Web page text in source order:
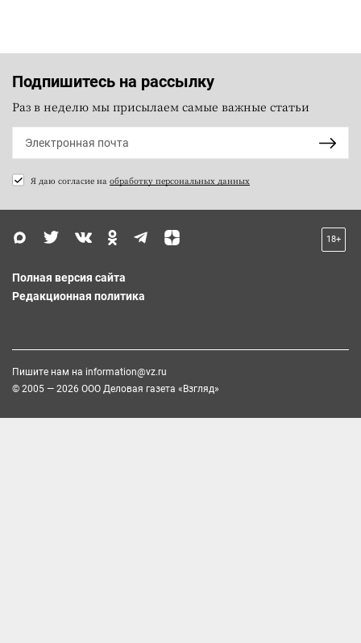
Подпишитесь на рассылку
Раз в неделю мы присылаем самые важные статьи
Я даю согласие на обработку персональных данных
18+
Полная версия сайта
Редакционная политика
Пишите нам на information@vz.ru
© 2005 — 2026 ООО Деловая газета «Взгляд»